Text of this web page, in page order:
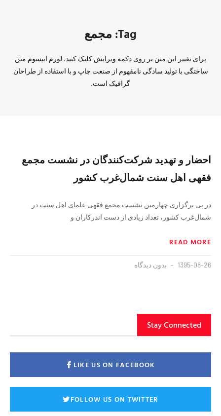
Tag: ﻣﺠﻤﻊ
برای تغییر این متن بر روی دکمه ویرایش کلیک کنید. لورم ایپسوم متن
ساختگی با تولید سادگی نامفهوم از صنعت چاپ و با استفاده از طراحان
گرافیک است.
احضار و تهدید شرکت‌کنندگان در نشست ﻣﺠﻤﻊ
ﻓﻘﻬﯽ اهل سنت شما‌ل‌غرب کشور
در پی برگزاری ﭼﻬﺎﺭﻣﯿﻦ نشست ﻣﺠﻤﻊ ﻓﻘﻬﯽ ﻋﻠﻤﺎﯼ اهل سنت در
شمال‌غرب کشور، تعداد زیادی از دست اندرکاران و
READ MORE
1395-08-26 بدون دیدگاه
Stay Connected
LIKE US ON FACEBOOK
FOLLOW US ON TWITTER